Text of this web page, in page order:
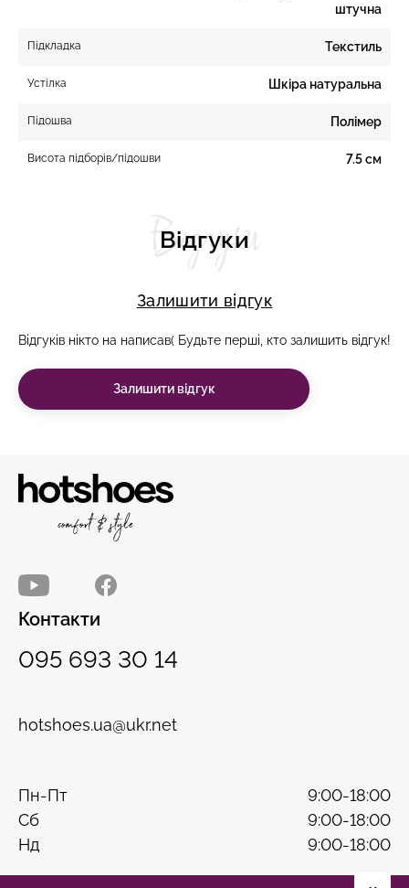
штучна
Підкладка Текстиль
Устілка Шкіра натуральна
Підошва Полімер
Висота підборів/підошви 7.5 см
Відгуки
Відгуки
Залишити відгук
Відгуків нікто на написав( Будьте перші, кто залишить відгук!
Залишити відгук
Контакти
095 693 30 14
hotshoes.ua@ukr.net
Пн-Пт
9:00-18:00
Сб
9:00-18:00
Нд
9:00-18:00